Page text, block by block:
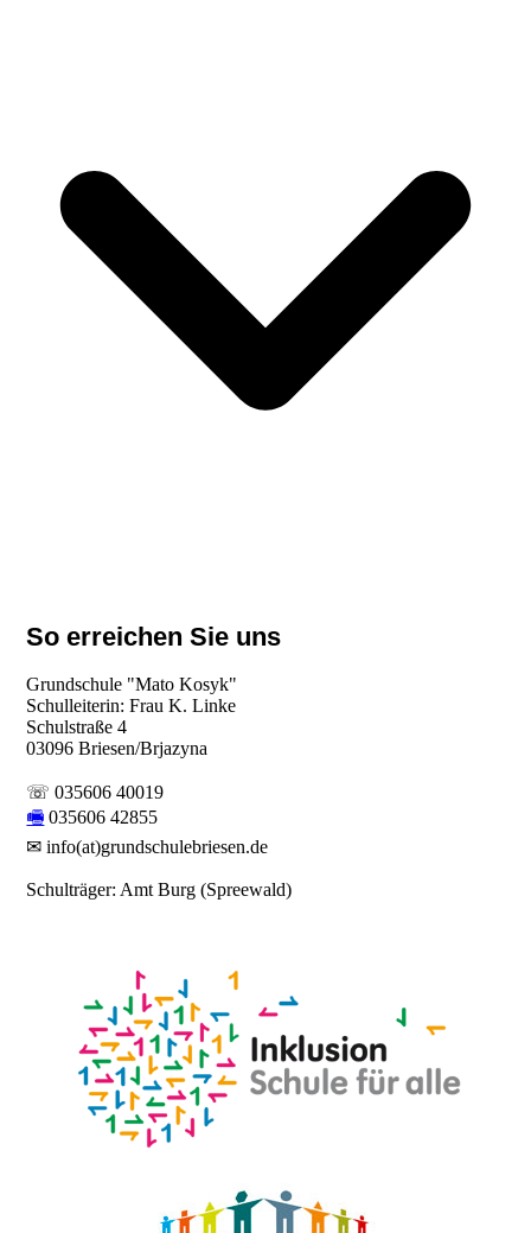
So erreichen Sie uns
Grundschule "Mato Kosyk"
Schulleiterin: Frau K. Linke
Schulstraße 4
03096 Briesen/Brjazyna
☏ 035606 40019
🖷 035606 42855
✉ info(at)grundschulebriesen.de
Schulträger: Amt Burg (Spreewald)